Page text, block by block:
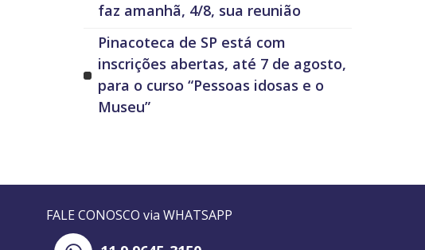
faz amanhã, 4/8, sua reunião
Pinacoteca de SP está com
inscrições abertas, até 7 de agosto,
para o curso “Pessoas idosas e o
Museu”
FALE CONOSCO via WHATSAPP